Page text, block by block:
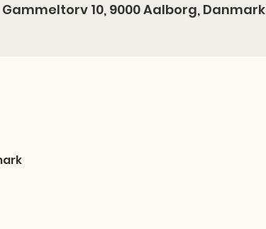
Gammeltorv 10, 9000 Aalborg, Danmark